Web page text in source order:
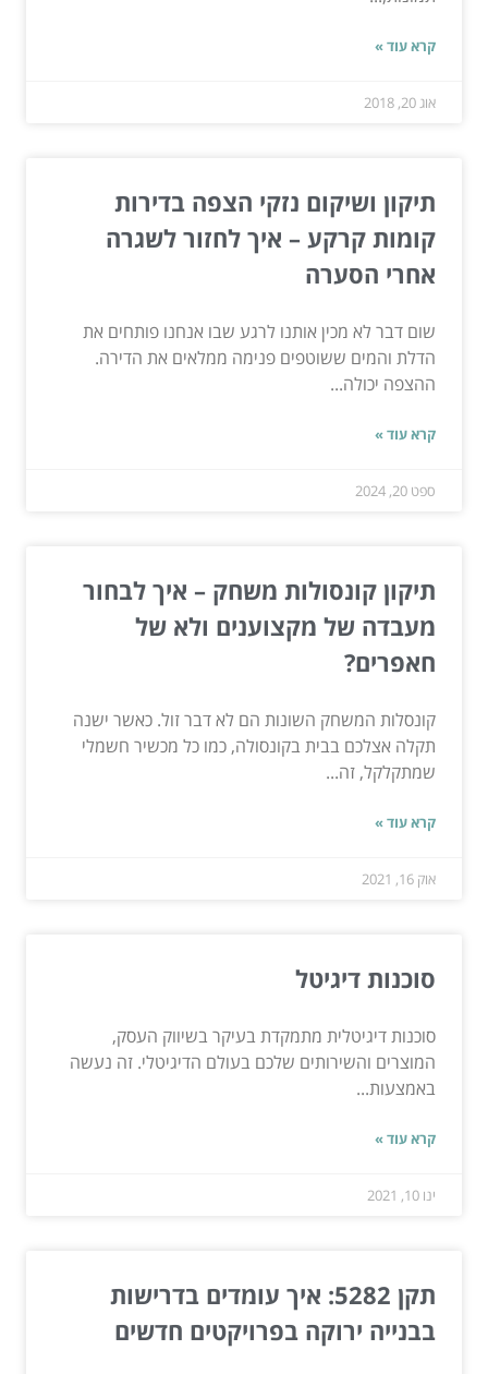
קרא עוד »
אוג 20, 2018
תיקון ושיקום נזקי הצפה בדירות
קומות קרקע – איך לחזור לשגרה
אחרי הסערה
שום דבר לא מכין אותנו לרגע שבו אנחנו פותחים את
הדלת והמים ששוטפים פנימה ממלאים את הדירה.
ההצפה יכולה...
קרא עוד »
ספט 20, 2024
תיקון קונסולות משחק – איך לבחור
מעבדה של מקצוענים ולא של
חאפרים?
קונסלות המשחק השונות הם לא דבר זול. כאשר ישנה
תקלה אצלכם בבית בקונסולה, כמו כל מכשיר חשמלי
שמתקלקל, זה...
קרא עוד »
אוק 16, 2021
סוכנות דיגיטל
סוכנות דיגיטלית מתמקדת בעיקר בשיווק העסק,
המוצרים והשירותים שלכם בעולם הדיגיטלי. זה נעשה
באמצעות...
קרא עוד »
ינו 10, 2021
תקן 5282: איך עומדים בדרישות
בבנייה ירוקה בפרויקטים חדשים